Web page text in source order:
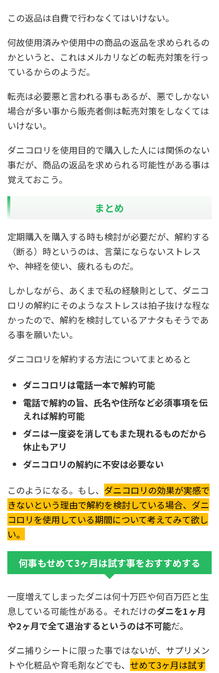
この返品は自費で行わなくてはいけない。
何故使用済みや使用中の商品の返品を求められるの
かというと、これはメルカリなどの転売対策を行っ
ているからのようだ。
転売は必要悪と言われる事もあるが、悪でしかない
場合が多い事から販売者側は転売対策をしなくては
いけない。
ダニコロリを使用目的で購入した人には関係のない
事だが、商品の返品を求められる可能性がある事は
覚えておこう。
まとめ
定期購入を購入する時も検討が必要だが、解約する
（断る）時というのは、言葉にならないストレス
や、神経を使い、疲れるものだ。
しかしながら、あくまで私の経験則として、ダニコ
ロリの解約にそのようなストレスは拍子抜けな程な
かったので、解約を検討しているアナタもそうであ
る事を願いたい。
ダニコロリを解約する方法についてまとめると
ダニコロリは電話一本で解約可能
電話で解約の旨、氏名や住所など必須事項を伝
えれば解約可能
ダニは一度姿を消してもまた現れるものだから
休止もアリ
ダニコロリの解約に不安は必要ない
このようになる。もし、 ダニコロリの効果が実感で
きないという理由で解約を検討している場合、ダニ
コロリを使用している期間について考えてみて欲し
い。
何事もせめて3ヶ月は試す事をおすすめする
一度増えてしまったダニは何十万匹や何百万匹と生
息している可能性がある。それだけのダニを1ヶ月
や2ヶ月で全て退治するというのは不可能だ。
ダニ捕りシートに限った事ではないが、サプリメン
トや化粧品や育毛剤などでも、 せめて3ヶ月は試す